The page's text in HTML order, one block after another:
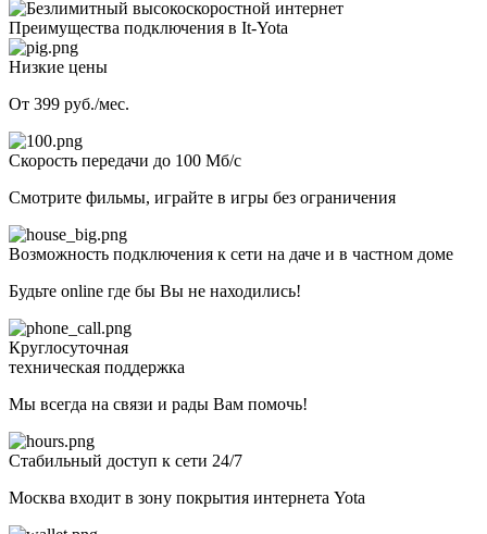
Преимущества подключения в It-Yota
Низкие цены
От 399 руб./мес.
Скорость передачи до 100 Мб/с
Смотрите фильмы, играйте в игры без ограничения
Возможность подключения к сети на даче и в частном доме
Будьте online где бы Вы не находились!
Круглосуточная
техническая поддержка
Мы всегда на связи и рады Вам помочь!
Стабильный доступ к сети 24/7
Москва входит в зону покрытия интернета Yota